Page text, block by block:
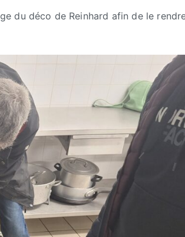
du déco de Reinhard afin de le